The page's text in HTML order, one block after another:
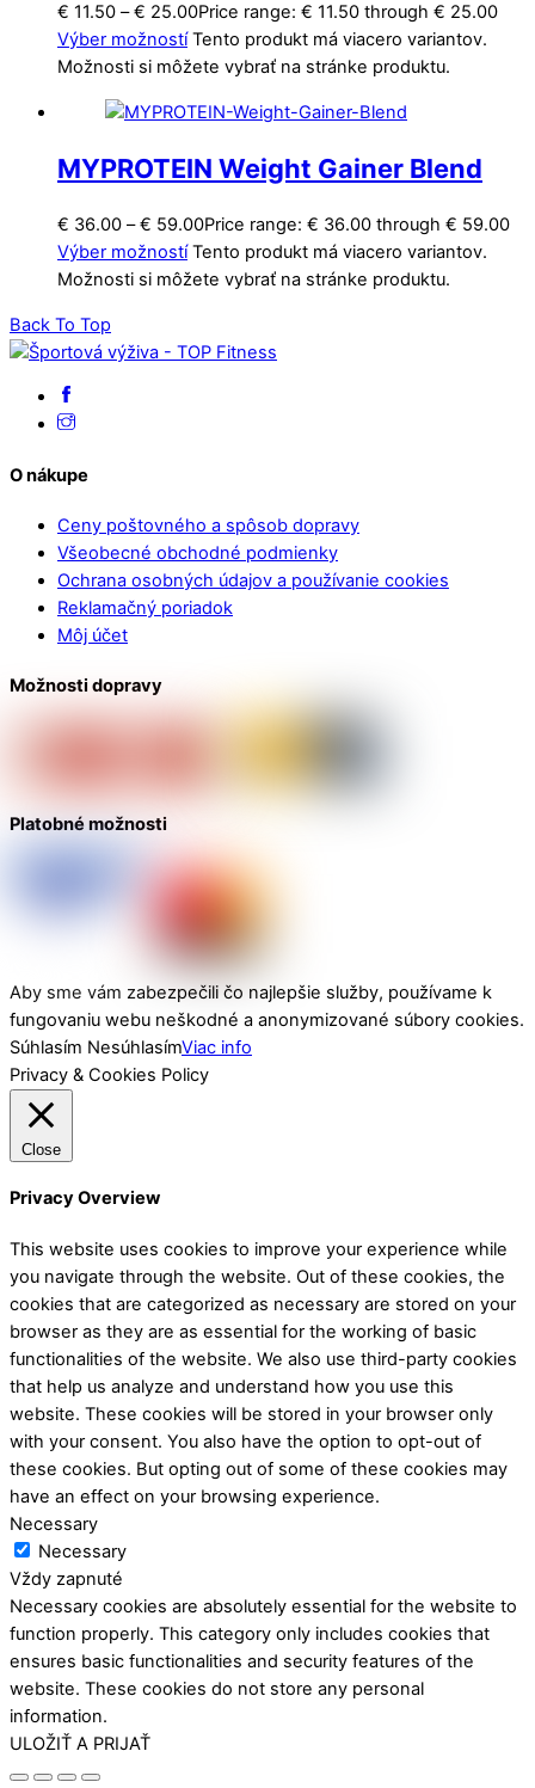
€ 11.50 – € 25.00Price range: € 11.50 through € 25.00
Výber možností Tento produkt má viacero variantov.
Možnosti si môžete vybrať na stránke produktu.
MYPROTEIN Weight Gainer Blend
€ 36.00 – € 59.00Price range: € 36.00 through € 59.00
Výber možností Tento produkt má viacero variantov.
Možnosti si môžete vybrať na stránke produktu.
Back To Top
O nákupe
Ceny poštovného a spôsob dopravy
Všeobecné obchodné podmienky
Ochrana osobných údajov a používanie cookies
Reklamačný poriadok
Môj účet
Možnosti dopravy
Platobné možnosti
Aby sme vám zabezpečili čo najlepšie služby, používame k
fungovaniu webu neškodné a anonymizované súbory cookies.
Súhlasím NesúhlasímViac info
Privacy & Cookies Policy
Close
Privacy Overview
This website uses cookies to improve your experience while
you navigate through the website. Out of these cookies, the
cookies that are categorized as necessary are stored on your
browser as they are as essential for the working of basic
functionalities of the website. We also use third-party cookies
that help us analyze and understand how you use this
website. These cookies will be stored in your browser only
with your consent. You also have the option to opt-out of
these cookies. But opting out of some of these cookies may
have an effect on your browsing experience.
Necessary
Necessary
Vždy zapnuté
Necessary cookies are absolutely essential for the website to
function properly. This category only includes cookies that
ensures basic functionalities and security features of the
website. These cookies do not store any personal
information.
ULOŽIŤ A PRIJAŤ